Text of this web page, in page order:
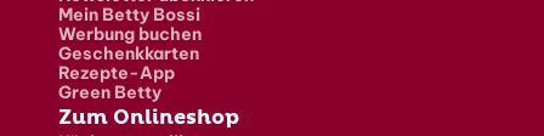
Mein Betty Bossi
Werbung buchen
Geschenkkarten
Rezepte-App
Green Betty
Zum Onlineshop